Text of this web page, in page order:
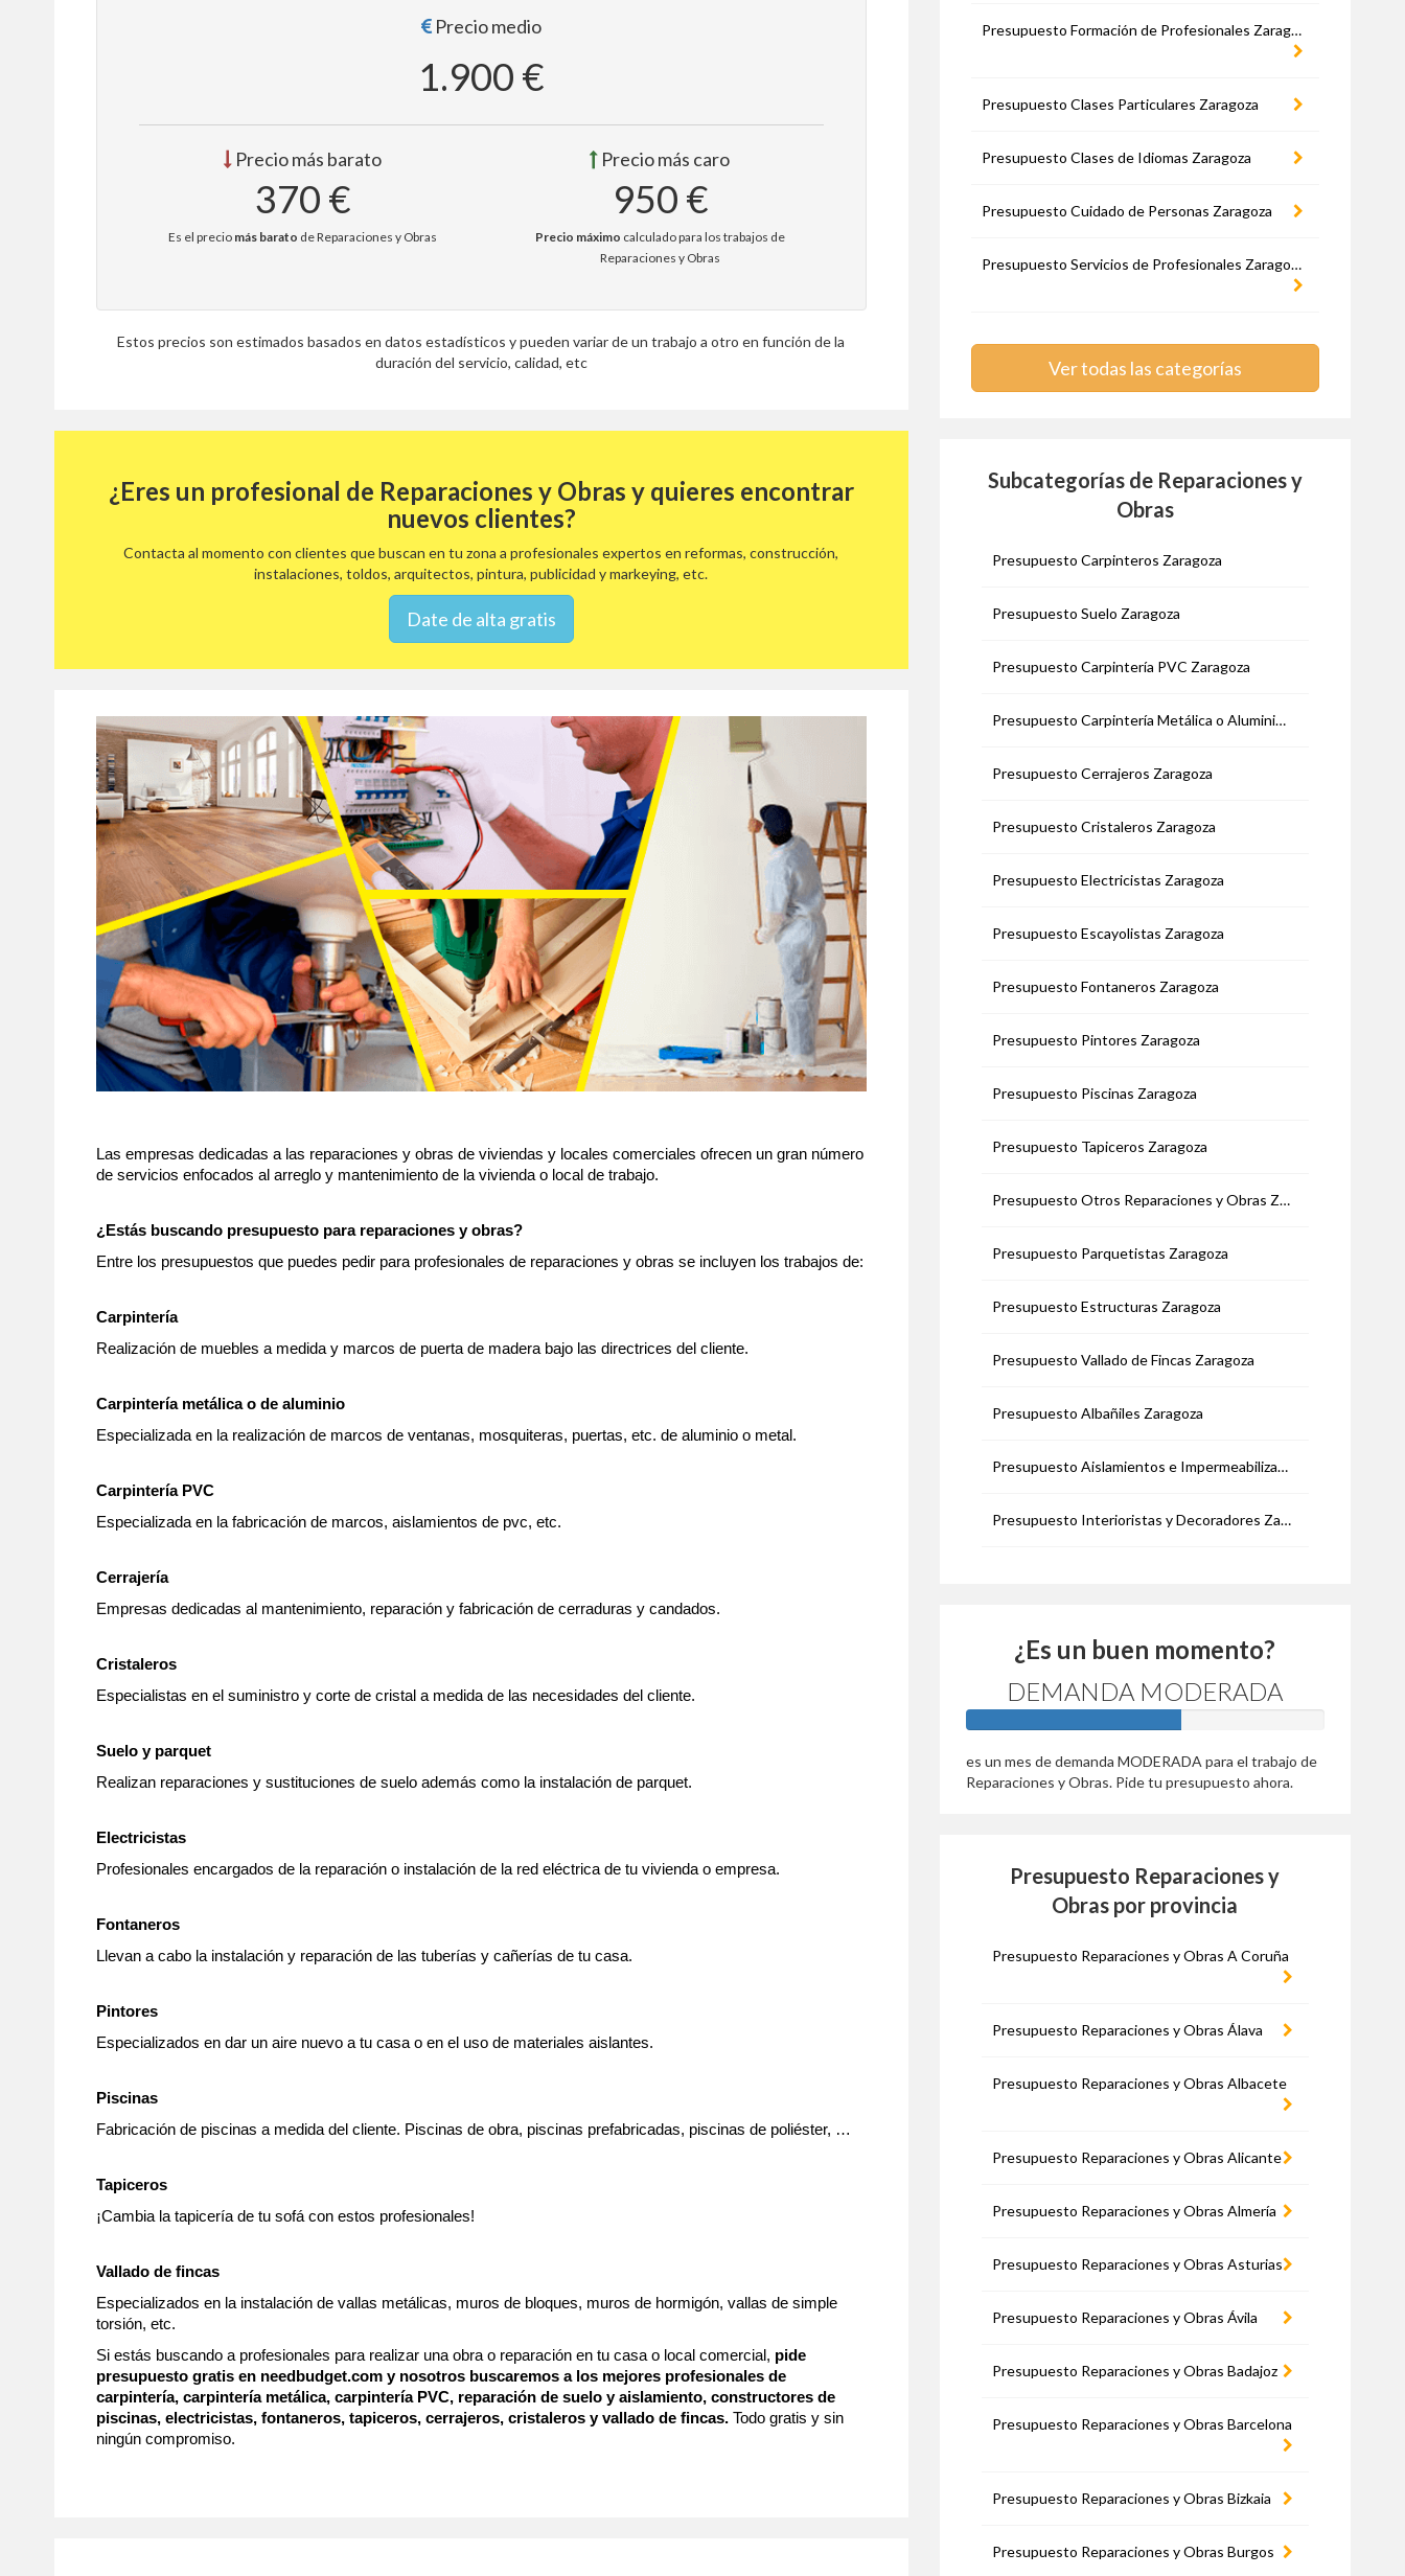
Precio medio
1.900 €
Precio más barato
370 €
Es el precio más barato de Reparaciones y Obras
Precio más caro
950 €
Precio máximo calculado para los trabajos de
Reparaciones y Obras
Estos precios son estimados basados en datos estadísticos y pueden variar de un trabajo a otro en función de la
duración del servicio, calidad, etc
¿Eres un profesional de Reparaciones y Obras y quieres encontrar
nuevos clientes?
Contacta al momento con clientes que buscan en tu zona a profesionales expertos en reformas, construcción,
instalaciones, toldos, arquitectos, pintura, publicidad y markeying, etc.
Date de alta gratis
Las empresas dedicadas a las reparaciones y obras de viviendas y locales comerciales ofrecen un gran número
de servicios enfocados al arreglo y mantenimiento de la vivienda o local de trabajo.
¿Estás buscando presupuesto para reparaciones y obras?
Entre los presupuestos que puedes pedir para profesionales de reparaciones y obras se incluyen los trabajos de:
Carpintería
Realización de muebles a medida y marcos de puerta de madera bajo las directrices del cliente.
Carpintería metálica o de aluminio
Especializada en la realización de marcos de ventanas, mosquiteras, puertas, etc. de aluminio o metal.
Carpintería PVC
Especializada en la fabricación de marcos, aislamientos de pvc, etc.
Cerrajería
Empresas dedicadas al mantenimiento, reparación y fabricación de cerraduras y candados.
Cristaleros
Especialistas en el suministro y corte de cristal a medida de las necesidades del cliente.
Suelo y parquet
Realizan reparaciones y sustituciones de suelo además como la instalación de parquet.
Electricistas
Profesionales encargados de la reparación o instalación de la red eléctrica de tu vivienda o empresa.
Fontaneros
Llevan a cabo la instalación y reparación de las tuberías y cañerías de tu casa.
Pintores
Especializados en dar un aire nuevo a tu casa o en el uso de materiales aislantes.
Piscinas
Fabricación de piscinas a medida del cliente. Piscinas de obra, piscinas prefabricadas, piscinas de poliéster, …
Tapiceros
¡Cambia la tapicería de tu sofá con estos profesionales!
Vallado de fincas
Especializados en la instalación de vallas metálicas, muros de bloques, muros de hormigón, vallas de simple
torsión, etc.
Si estás buscando a profesionales para realizar una obra o reparación en tu casa o local comercial, pide
presupuesto gratis en needbudget.com y nosotros buscaremos a los mejores profesionales de
carpintería, carpintería metálica, carpintería PVC, reparación de suelo y aislamiento, constructores de
piscinas, electricistas, fontaneros, tapiceros, cerrajeros, cristaleros y vallado de fincas. Todo gratis y sin
ningún compromiso.
Presupuesto Formación de Profesionales Zaragoza
Presupuesto Clases Particulares Zaragoza
Presupuesto Clases de Idiomas Zaragoza
Presupuesto Cuidado de Personas Zaragoza
Presupuesto Servicios de Profesionales Zaragoza
Ver todas las categorías
Subcategorías de Reparaciones y
Obras
Presupuesto Carpinteros Zaragoza
Presupuesto Suelo Zaragoza
Presupuesto Carpintería PVC Zaragoza
Presupuesto Carpintería Metálica o Aluminio Zaragoza
Presupuesto Cerrajeros Zaragoza
Presupuesto Cristaleros Zaragoza
Presupuesto Electricistas Zaragoza
Presupuesto Escayolistas Zaragoza
Presupuesto Fontaneros Zaragoza
Presupuesto Pintores Zaragoza
Presupuesto Piscinas Zaragoza
Presupuesto Tapiceros Zaragoza
Presupuesto Otros Reparaciones y Obras Zaragoza
Presupuesto Parquetistas Zaragoza
Presupuesto Estructuras Zaragoza
Presupuesto Vallado de Fincas Zaragoza
Presupuesto Albañiles Zaragoza
Presupuesto Aislamientos e Impermeabilizaciones Zaragoza
Presupuesto Interioristas y Decoradores Zaragoza
¿Es un buen momento?
DEMANDA MODERADA
es un mes de demanda MODERADA para el trabajo de
Reparaciones y Obras. Pide tu presupuesto ahora.
Presupuesto Reparaciones y
Obras por provincia
Presupuesto Reparaciones y Obras A Coruña
Presupuesto Reparaciones y Obras Álava
Presupuesto Reparaciones y Obras Albacete
Presupuesto Reparaciones y Obras Alicante
Presupuesto Reparaciones y Obras Almería
Presupuesto Reparaciones y Obras Asturias
Presupuesto Reparaciones y Obras Ávila
Presupuesto Reparaciones y Obras Badajoz
Presupuesto Reparaciones y Obras Barcelona
Presupuesto Reparaciones y Obras Bizkaia
Presupuesto Reparaciones y Obras Burgos